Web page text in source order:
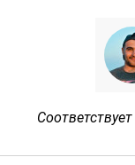
Соответствует